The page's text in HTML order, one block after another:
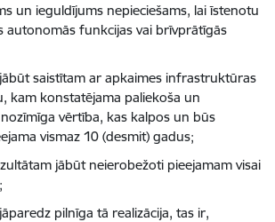
un ieguldījums nepieciešams, lai īstenotu
autonomās funkcijas vai brīvprātīgās
saistītam ar apkaimes infrastruktūras
kam konstatējama paliekoša un
vērtība, kas kalpos un būs
vismaz 10 (desmit) gadus;
jābūt neierobežoti pieejamam visai
pilnīga tā realizācija, tas ir,